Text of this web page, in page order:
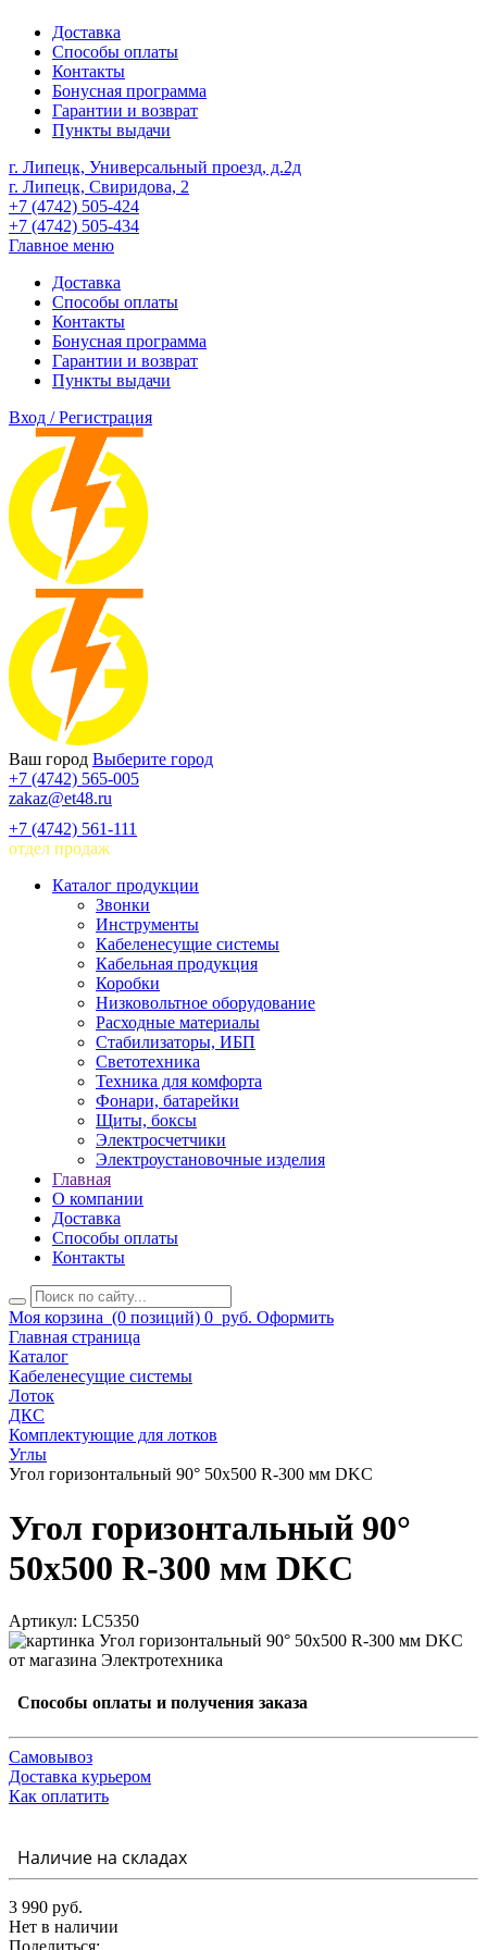
Доставка
Способы оплаты
Контакты
Бонусная программа
Гарантии и возврат
Пункты выдачи
г. Липецк, Универсальный проезд, д.2д
г. Липецк, Свиридова, 2
+7 (4742) 505-424
+7 (4742) 505-434
Главное меню
Доставка
Способы оплаты
Контакты
Бонусная программа
Гарантии и возврат
Пункты выдачи
Вход / Регистрация
Ваш город Выберите город
+7 (4742) 565-005
zakaz@et48.ru
+7 (4742) 561-111
отдел продаж
Каталог продукции
Звонки
Инструменты
Кабеленесущие системы
Кабельная продукция
Коробки
Низковольтное оборудование
Расходные материалы
Стабилизаторы, ИБП
Светотехника
Техника для комфорта
Фонари, батарейки
Щиты, боксы
Электросчетчики
Электроустановочные изделия
Главная
О компании
Доставка
Способы оплаты
Контакты
Моя корзина (0 позиций) 0 руб. Оформить
Главная страница
Каталог
Кабеленесущие системы
Лоток
ДКС
Комплектующие для лотков
Углы
Угол горизонтальный 90° 50x500 R-300 мм DKC
Угол горизонтальный 90°
50x500 R-300 мм DKC
Артикул: LC5350
Способы оплаты и получения заказа
Самовывоз
Доставка курьером
Как оплатить
Наличие на складах
3 990 руб.
Нет в наличии
Поделиться: